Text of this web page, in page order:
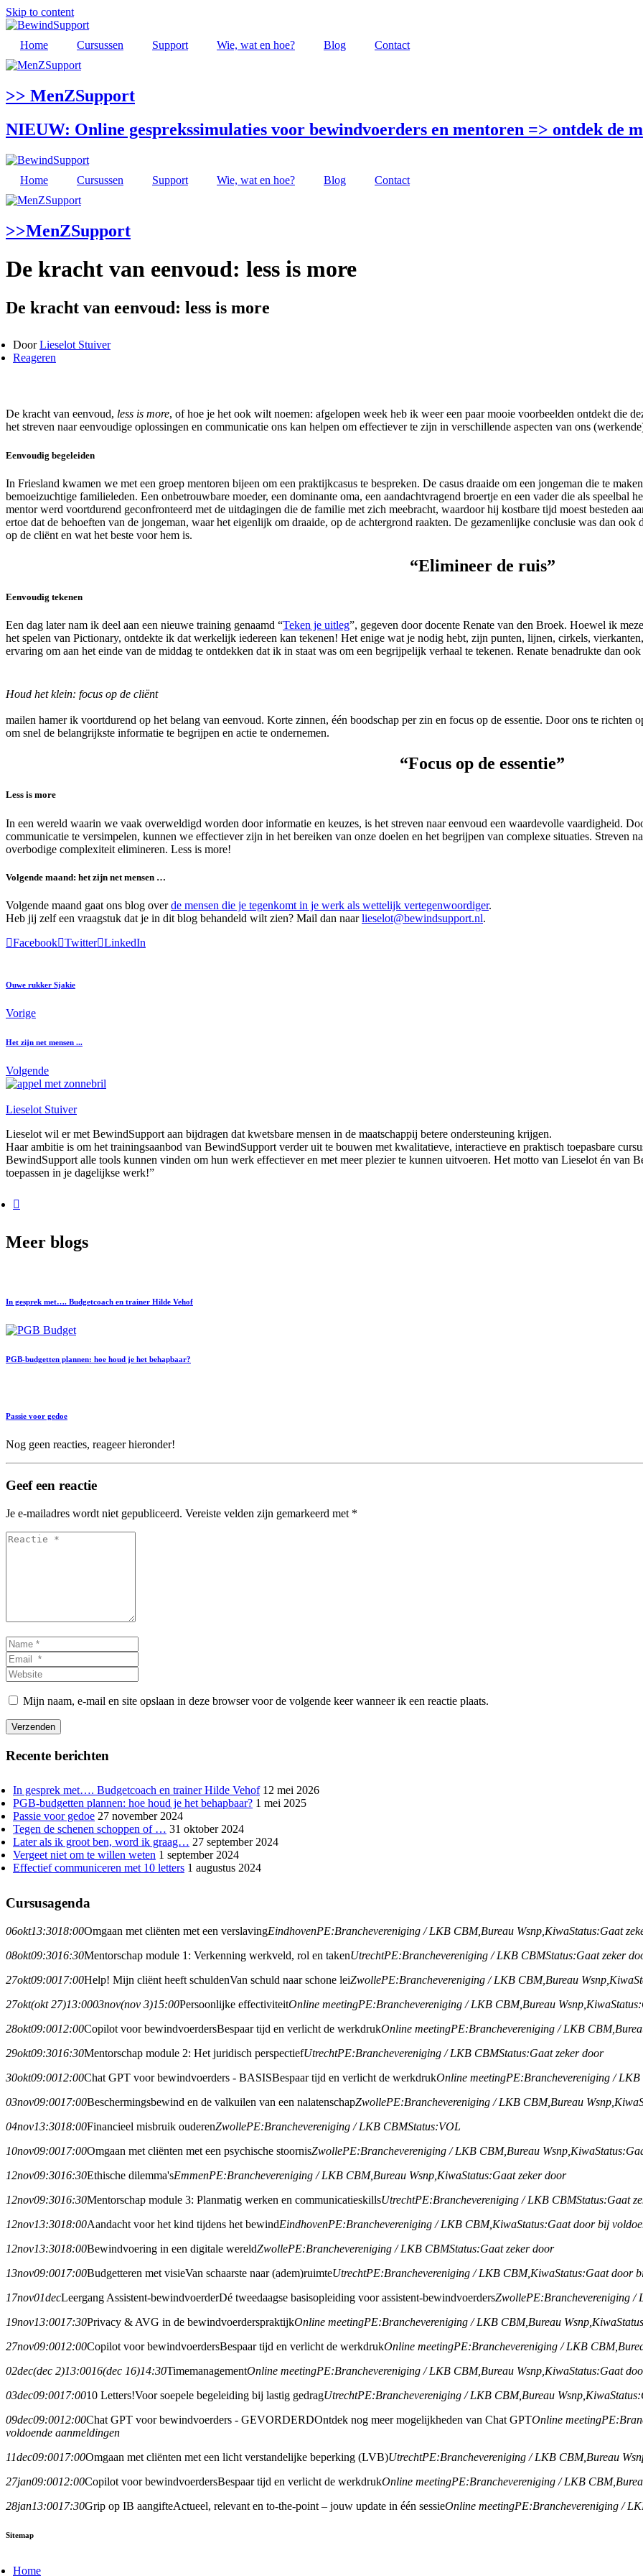
Skip to content
Home Cursussen Support Wie, wat en hoe? Blog Contact
>> MenZSupport
NIEUW: Online gesprekssimulaties voor bewindvoerders en mentoren => ontdek de
Home Cursussen Support Wie, wat en hoe? Blog Contact
>>MenZSupport
De kracht van eenvoud: less is more
De kracht van eenvoud: less is more
DoorLieselot Stuiver
Reageren
De kracht van eenvoud, less is more, of hoe je het ook wilt noemen: afgelopen week heb ik weer een paar mooie voorbeelden ontdekt die
het streven naar eenvoudige oplossingen en communicatie ons kan helpen om effectiever te zijn in verschillende aspecten van ons
Eenvoudig begeleiden
In Friesland kwamen we met een groep mentoren bijeen om een praktijkcasus te bespreken. De casus draaide om een jongeman die te
bemoeizuchtige familieleden. Een onbetrouwbare moeder, een dominante oma, een aandachtvragend broertje en een vader die als speelbal
mentor werd voortdurend geconfronteerd met de uitdagingen die de familie met zich meebracht, waardoor hij kostbare tijd moest besteden
ertoe dat de behoeften van de jongeman, waar het eigenlijk om draaide, op de achtergrond raakten. De gezamenlijke conclusie was dan
op de cliënt en wat het beste voor hem is.
“Elimineer de ruis”
Eenvoudig tekenen
Een dag later nam ik deel aan een nieuwe training genaamd “Teken je uitleg”, gegeven door docente Renate van den Broek. Hoewel ik
het spelen van Pictionary, ontdekte ik dat werkelijk iedereen kan tekenen! Het enige wat je nodig hebt, zijn punten, lijnen, cirkels,
ervaring om aan het einde van de middag te ontdekken dat ik in staat was om een begrijpelijk verhaal te tekenen. Renate benadrukte dan
Houd het klein: focus op de cliënt
mailen hamer ik voortdurend op het belang van eenvoud. Korte zinnen, één boodschap per zin en focus op de essentie. Door ons te richten
om snel de belangrijkste informatie te begrijpen en actie te ondernemen.
“Focus op de essentie”
Less is more
In een wereld waarin we vaak overweldigd worden door informatie en keuzes, is het streven naar eenvoud een waardevolle vaardigheid.
communicatie te versimpelen, kunnen we effectiever zijn in het bereiken van onze doelen en het begrijpen van complexe situaties. Streven
overbodige complexiteit elimineren. Less is more!
Volgende maand: het zijn net mensen …
Volgende maand gaat ons blog overde mensen die je tegenkomt in je werk als wettelijk vertegenwoordiger.
Heb jij zelf een vraagstuk dat je in dit blog behandeld wilt zien? Mail dan naarlieselot@bewindsupport.nl.
Facebook Twitter LinkedIn
Ouwe rukker Sjakie
Vorige
Het zijn net mensen ...
Volgende
Lieselot Stuiver
Lieselot wil er met BewindSupport aan bijdragen dat kwetsbare mensen in de maatschappij betere ondersteuning krijgen.
Haar ambitie is om het trainingsaanbod van BewindSupport verder uit te bouwen met kwalitatieve, interactieve en praktisch toepasbare
BewindSupport alle tools kunnen vinden om hun werk effectiever en met meer plezier te kunnen uitvoeren. Het motto van Lieselot én van
toepassen in je dagelijkse werk!”
Meer blogs
In gesprek met…. Budgetcoach en trainer Hilde Vehof
PGB-budgetten plannen: hoe houd je het behapbaar?
Passie voor gedoe
Nog geen reacties, reageer hieronder!
Geef een reactie
Je e-mailadres wordt niet gepubliceerd. Vereiste velden zijn gemarkeerd met *
Reactie
Name
*Email
*Website
Mijn naam, e-mail en site opslaan in deze browser voor de volgende keer wanneer ik een reactie plaats.
Verzenden
Recente berichten
In gesprek met…. Budgetcoach en trainer Hilde Vehof 12 mei 2026
PGB-budgetten plannen: hoe houd je het behapbaar? 1 mei 2025
Passie voor gedoe 27 november 2024
Tegen de schenen schoppen of … 31 oktober 2024
Later als ik groot ben, word ik graag… 27 september 2024
Vergeet niet om te willen weten 1 september 2024
Effectief communiceren met 10 letters 1 augustus 2024
Cursusagenda
06okt13:3018:00Omgaan met cliënten met een verslavingEindhovenPE:Branchevereniging / LKB CBM, Bureau Wsnp, KiwaStatus:Gaat
08okt09:3016:30Mentorschap module 1: Verkenning werkveld, rol en takenUtrechtPE:Branchevereniging / LKB CBMStatus:Gaat zeker
27okt09:0017:00Help! Mijn cliënt heeft schuldenVan schuld naar schone leiZwollePE:Branchevereniging / LKB CBM, Bureau Wsnp, Kiwa
27okt(okt 27)13:0003nov(nov 3)15:00Persoonlijke effectiviteitOnline meetingPE:Branchevereniging / LKB CBM, Bureau Wsnp, KiwaStatus:
28okt09:0012:00Copilot voor bewindvoerdersBespaar tijd en verlicht de werkdrukOnline meetingPE:Branchevereniging / LKB CBM,
29okt09:3016:30Mentorschap module 2: Het juridisch perspectiefUtrechtPE:Branchevereniging / LKB CBMStatus:Gaat zeker door
30okt09:0012:00Chat GPT voor bewindvoerders - BASISBespaar tijd en verlicht de werkdrukOnline meetingPE:Branchevereniging / LKB
03nov09:0017:00Beschermingsbewind en de valkuilen van een nalatenschapZwollePE:Branchevereniging / LKB CBM, Bureau Wsnp, Kiwa
04nov13:3018:00Financieel misbruik ouderenZwollePE:Branchevereniging / LKB CBMStatus:VOL
10nov09:0017:00Omgaan met cliënten met een psychische stoornisZwollePE:Branchevereniging / LKB CBM, Bureau Wsnp, KiwaStatus:
12nov09:3016:30Ethische dilemma'sEmmenPE:Branchevereniging / LKB CBM, Bureau Wsnp, KiwaStatus:Gaat zeker door
12nov09:3016:30Mentorschap module 3: Planmatig werken en communicatieskillsUtrechtPE:Branchevereniging / LKB CBMStatus:Gaat
12nov13:3018:00Aandacht voor het kind tijdens het bewindEindhovenPE:Branchevereniging / LKB CBM, KiwaStatus:Gaat door bij
12nov13:3018:00Bewindvoering in een digitale wereldZwollePE:Branchevereniging / LKB CBMStatus:Gaat zeker door
13nov09:0017:00Budgetteren met visieVan schaarste naar (adem)ruimteUtrechtPE:Branchevereniging / LKB CBM, KiwaStatus:Gaat door
17nov01decLeergang Assistent-bewindvoerderDé tweedaagse basisopleiding voor assistent-bewindvoerdersZwollePE:Branchevereniging /
19nov13:0017:30Privacy & AVG in de bewindvoerderspraktijkOnline meetingPE:Branchevereniging / LKB CBM, Bureau Wsnp, Kiwa
27nov09:0012:00Copilot voor bewindvoerdersBespaar tijd en verlicht de werkdrukOnline meetingPE:Branchevereniging / LKB CBM,
02dec(dec 2)13:0016(dec 16)14:30TimemanagementOnline meetingPE:Branchevereniging / LKB CBM, Bureau Wsnp, KiwaStatus:Gaat
03dec09:0017:0010 Letters!Voor soepele begeleiding bij lastig gedragUtrechtPE:Branchevereniging / LKB CBM, Bureau Wsnp, KiwaStatus:
09dec09:0012:00Chat GPT voor bewindvoerders - GEVORDERDOntdek nog meer mogelijkheden van Chat GPTOnline meetingPE:
voldoende aanmeldingen
11dec09:0017:00Omgaan met cliënten met een licht verstandelijke beperking (LVB)UtrechtPE:Branchevereniging / LKB CBM, Bureau
27jan09:0012:00Copilot voor bewindvoerdersBespaar tijd en verlicht de werkdrukOnline meetingPE:Branchevereniging / LKB CBM,
28jan13:0017:30Grip op IB aangifteActueel, relevant en to-the-point – jouw update in één sessieOnline meetingPE:Branchevereniging /
Sitemap
Home